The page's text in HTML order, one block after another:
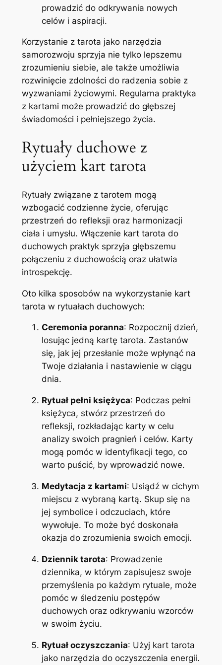
prowadzić do odkrywania nowych
celów i aspiracji.
Korzystanie z tarota jako narzędzia
samorozwoju sprzyja nie tylko lepszemu
zrozumieniu siebie, ale także umożliwia
rozwinięcie zdolności do radzenia sobie z
wyzwaniami życiowymi. Regularna praktyka
z kartami może prowadzić do głębszej
świadomości i pełniejszego życia.
Rytuały duchowe z
użyciem kart tarota
Rytuały związane z tarotem mogą
wzbogacić codzienne życie, oferując
przestrzeń do refleksji oraz harmonizacji
ciała i umysłu. Włączenie kart tarota do
duchowych praktyk sprzyja głębszemu
połączeniu z duchowością oraz ułatwia
introspekcję.
Oto kilka sposobów na wykorzystanie kart
tarota w rytuałach duchowych:
Ceremonia poranna: Rozpocznij dzień,
losując jedną kartę tarota. Zastanów
się, jak jej przesłanie może wpłynąć na
Twoje działania i nastawienie w ciągu
dnia.
Rytuał pełni księżyca: Podczas pełni
księżyca, stwórz przestrzeń do
refleksji, rozkładając karty w celu
analizy swoich pragnień i celów. Karty
mogą pomóc w identyfikacji tego, co
warto puścić, by wprowadzić nowe.
Medytacja z kartami: Usiądź w cichym
miejscu z wybraną kartą. Skup się na
jej symbolice i odczuciach, które
wywołuje. To może być doskonała
okazja do zrozumienia swoich emocji.
Dziennik tarota: Prowadzenie
dziennika, w którym zapisujesz swoje
przemyślenia po każdym rytuale, może
pomóc w śledzeniu postępów
duchowych oraz odkrywaniu wzorców
w swoim życiu.
Rytuał oczyszczania: Użyj kart tarota
jako narzędzia do oczyszczenia energii.